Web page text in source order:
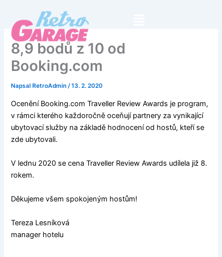
obsah
8,9 bodů z 10 od
Booking.com
Napsal RetroAdmin/13. 2. 2020
Ocenění Booking.com Traveller Review Awards je program,
v rámci kterého každoročně oceňují partnery za vynikající
ubytovací služby na základě hodnocení od hostů, kteří se
zde ubytovali.
V lednu 2020 se cena Traveller Review Awards udílela již 8.
rokem.
Děkujeme všem spokojeným hostům!
Tereza Lesníková
manager hotelu